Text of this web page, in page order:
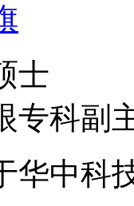
士
专科副
华中科